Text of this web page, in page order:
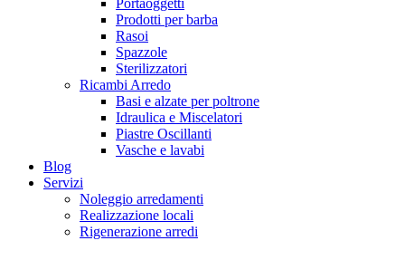
Prodotti per barba
Rasoi
Spazzole
Sterilizzatori
Ricambi Arredo
Basi e alzate per poltrone
Idraulica e Miscelatori
Piastre Oscillanti
Vasche e lavabi
Blog
Servizi
Noleggio arredamenti
Realizzazione locali
Rigenerazione arredi